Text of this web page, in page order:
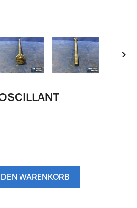

WARENKORB